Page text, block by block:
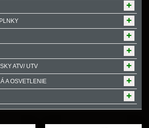
ATV/ UTV
A OSVETLENIE